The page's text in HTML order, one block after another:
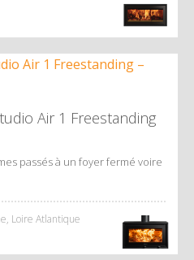
Air 1 Freestanding
passés à un foyer fermé voire
Loire Atlantique